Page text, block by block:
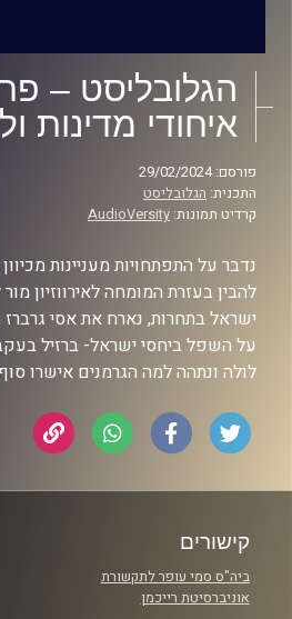
איחודי מדינות
פורסם: 29/02/2024
התכנית: הגלובליסט
קרדיט תמונות: AudioVersity
נדבר על התפתחויות מעניינות
להבין בעזרת המומחה לאירווזיון
על השפל ביחסי ישראל- ברזיל
לולה ונתהה למה הגרמנים אישרו
קישורים
ביה"ס סמי עופר לתקשורת
אוניברסיטת רייכמן